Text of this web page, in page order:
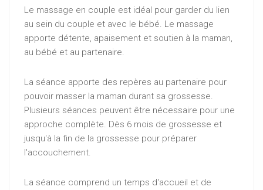
Le massage en couple est idéal pour garder du lien
au sein du couple et avec le bébé. Le massage
apporte détente, apaisement et soutien à la maman,
au bébé et au partenaire.
La séance apporte des repères au partenaire pour
pouvoir masser la maman durant sa grossesse.
Plusieurs séances peuvent être nécessaire pour une
approche complète. Dès 6 mois de grossesse et
jusqu'à la fin de la grossesse pour préparer
l'accouchement.
La séance comprend un temps d'accueil et de